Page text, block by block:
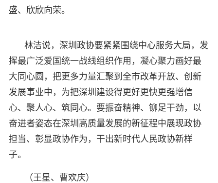
盛、欣欣向荣。
林洁说，深圳政协要紧紧围绕中心服务大局，发
挥最广泛爱国统一战线组织作用，凝心聚力画好最
大同心圆，把更多力量汇聚到全市改革开放、创新
发展事业中，为把深圳建设得更好更快更强增信
心、聚人心、筑同心。要振奋精神、铆足干劲，以
奋进者姿态在深圳高质量发展的新征程中展现政协
担当、彰显政协作为，干出新时代人民政协新样
子。
（王星、曹欢庆）